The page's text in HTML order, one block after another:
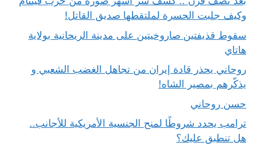
وكيف جلبت الحسرة لملتقطها صديق القاتل!
سقوط قذيفتين صاروخيتين على مدينة الريحانية بولاية
هاتاي
روحاني يحذر قادة إيران من تجاهل الغضب الشعبي و
يذكّرهم بمصير الشاه!
حسن روحاني
ترامب يحدد شروطًا لمنح الجنسية الأمريكية للأجانب..
هل تنطبق عليك؟